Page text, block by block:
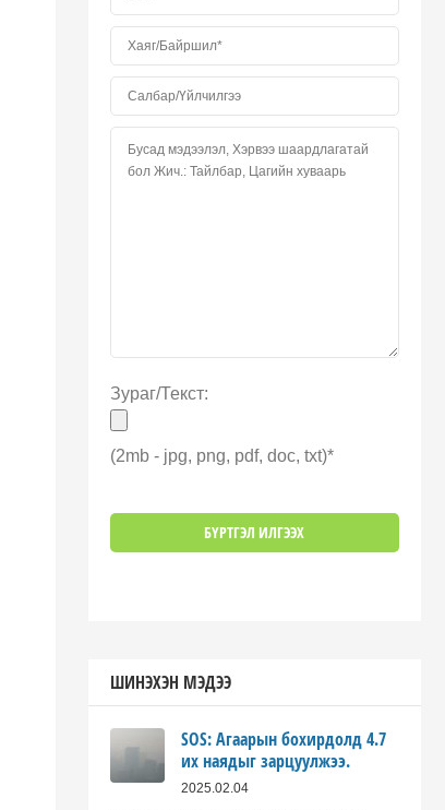
Зураг/Текст:
(2mb - jpg, png, pdf, doc, txt)*
ШИНЭХЭН МЭДЭЭ
SOS: Агаарын бохирдолд 4.7
их наядыг зарцуулжээ.
2025.02.04